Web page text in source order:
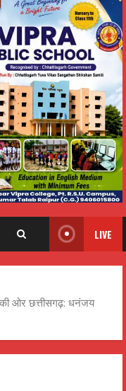
LIVE
की ओर छत्तीसगढ़: धनंजय